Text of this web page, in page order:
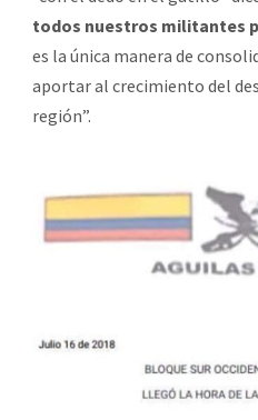
todos nuestros militantes
es la única manera de
aportar al crecimiento del
región”.